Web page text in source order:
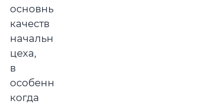
основных
качеств
начальника
цеха,
в
особенности
когда